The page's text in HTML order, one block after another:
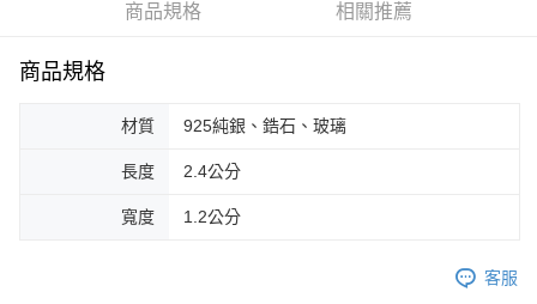
商品規格 相關推薦
商品規格
材質 925純銀、鋯石、玻璃
長度 2.4公分
寬度 1.2公分
客服